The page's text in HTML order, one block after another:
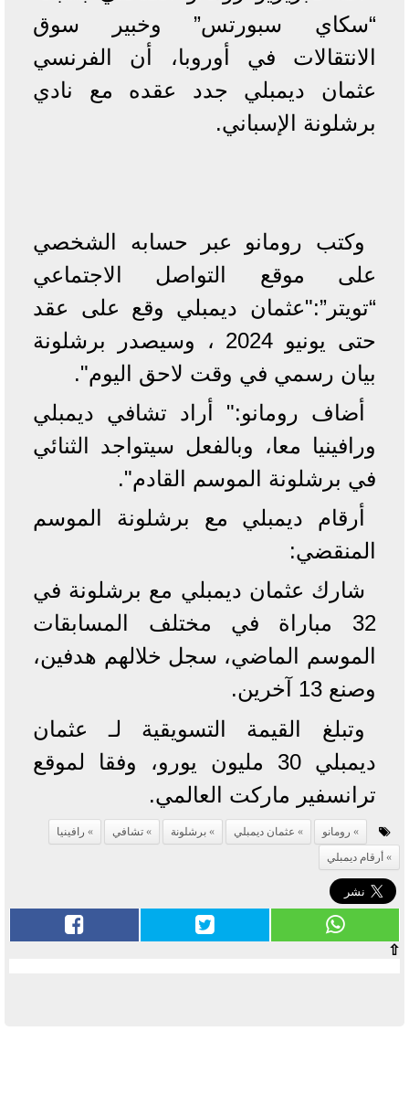
“سكاي سبورتس” وخبير سوق
الانتقالات في أوروبا، أن الفرنسي
عثمان ديمبلي جدد عقده مع نادي
برشلونة الإسباني.
وكتب رومانو عبر حسابه الشخصي
على موقع التواصل الاجتماعي
“تويتر”:"عثمان ديمبلي وقع على عقد
حتى يونيو 2024 ، وسيصدر برشلونة
بيان رسمي في وقت لاحق اليوم".
أضاف رومانو:" أراد تشافي ديمبلي
ورافينيا معا، وبالفعل سيتواجد الثنائي
في برشلونة الموسم القادم".
أرقام ديمبلي مع برشلونة الموسم
المنقضي:
شارك عثمان ديمبلي مع برشلونة في
32 مباراة في مختلف المسابقات
الموسم الماضي، سجل خلالهم هدفين،
وصنع 13 آخرين.
وتبلغ القيمة التسويقية لـ عثمان
ديمبلي 30 مليون يورو، وفقا لموقع
ترانسفير ماركت العالمي.
رومانو عثمان ديمبلي برشلونة تشافي
رافينيا
أرقام ديمبلي
⇧